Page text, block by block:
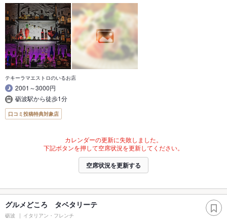
テキーラマエストロのいるお店
2001～3000円
砺波駅から徒歩1分
口コミ投稿特典対象店
カレンダーの更新に失敗しました。
下記ボタンを押して空席状況を更新してください。
空席状況を更新する
グルメどころ タベタリーテ
砺波 イタリアン・フレンチ